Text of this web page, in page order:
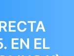
EN EL